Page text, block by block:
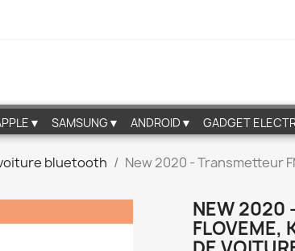
SAMSUNG▼ ANDROID▼ GADGET
bluetooth New 2020 - Transmetteur
NEW 2020
FLOVEME,